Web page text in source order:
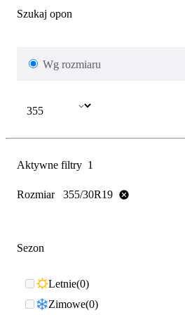
Szukaj opon
Wg rozmiaru
Aktywne filtry 1
Rozmiar 355/30R19
Sezon
Letnie 0
Zimowe 0